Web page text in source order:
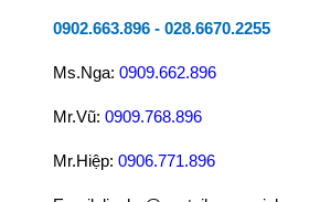
0902.663.896 - 028.6670.2255
Ms.Nga: 0909.662.896
Mr.Vũ: 0909.768.896
Mr.Hiệp: 0906.771.896